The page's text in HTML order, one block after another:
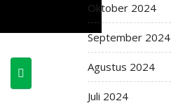
Oktober 2024
September 2024
Agustus 2024
Juli 2024